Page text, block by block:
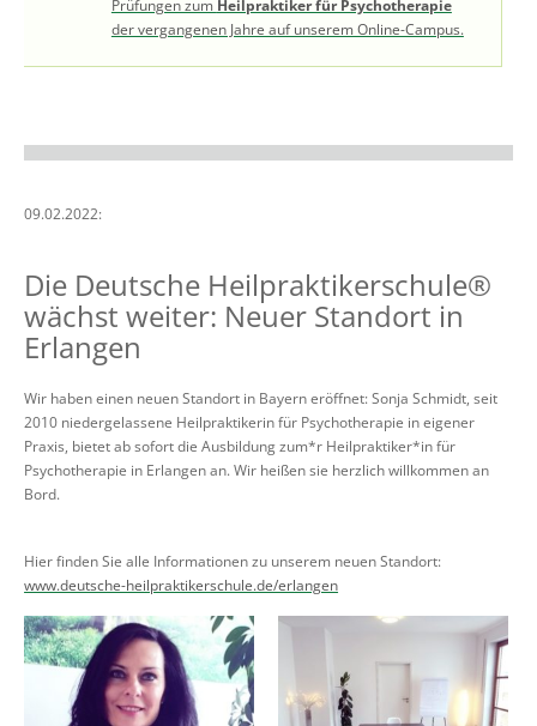
Prüfungen zum Heilpraktiker für Psychotherapie
der vergangenen Jahre auf unserem Online-Campus.
09.02.2022:
Die Deutsche Heilpraktikerschule®
wächst weiter: Neuer Standort in
Erlangen
Wir haben einen neuen Standort in Bayern eröffnet: Sonja Schmidt, seit
2010 niedergelassene Heilpraktikerin für Psychotherapie in eigener
Praxis, bietet ab sofort die Ausbildung zum*r Heilpraktiker*in für
Psychotherapie in Erlangen an. Wir heißen sie herzlich willkommen an
Bord.
Hier finden Sie alle Informationen zu unserem neuen Standort:
www.deutsche-heilpraktikerschule.de/erlangen